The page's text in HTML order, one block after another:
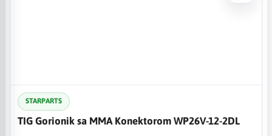
STARPARTS
TIG Gorionik sa MMA Konektorom WP26V-12-2DL